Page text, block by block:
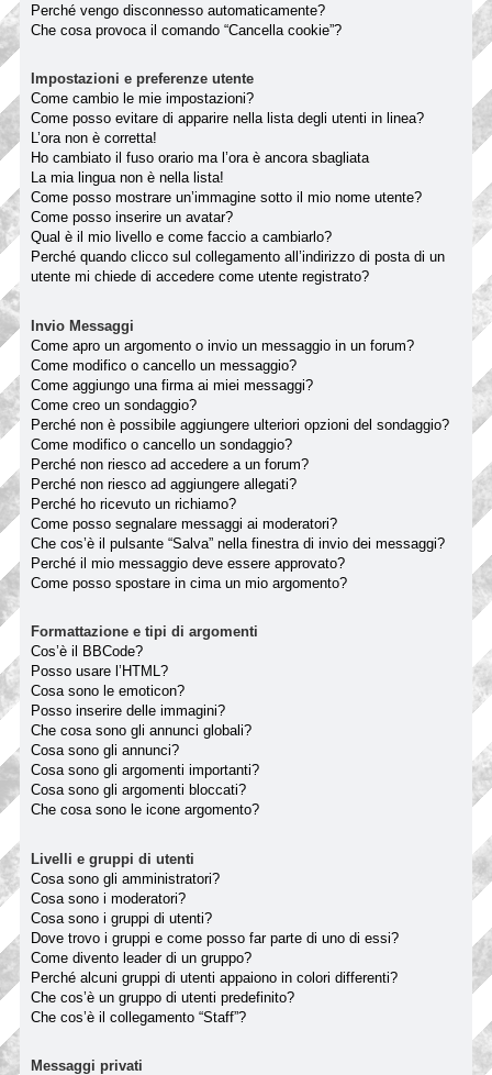
Perché vengo disconnesso automaticamente?
Che cosa provoca il comando “Cancella cookie”?
Impostazioni e preferenze utente
Come cambio le mie impostazioni?
Come posso evitare di apparire nella lista degli utenti in linea?
L’ora non è corretta!
Ho cambiato il fuso orario ma l’ora è ancora sbagliata
La mia lingua non è nella lista!
Come posso mostrare un’immagine sotto il mio nome utente?
Come posso inserire un avatar?
Qual è il mio livello e come faccio a cambiarlo?
Perché quando clicco sul collegamento all’indirizzo di posta di un
utente mi chiede di accedere come utente registrato?
Invio Messaggi
Come apro un argomento o invio un messaggio in un forum?
Come modifico o cancello un messaggio?
Come aggiungo una firma ai miei messaggi?
Come creo un sondaggio?
Perché non è possibile aggiungere ulteriori opzioni del sondaggio?
Come modifico o cancello un sondaggio?
Perché non riesco ad accedere a un forum?
Perché non riesco ad aggiungere allegati?
Perché ho ricevuto un richiamo?
Come posso segnalare messaggi ai moderatori?
Che cos’è il pulsante “Salva” nella finestra di invio dei messaggi?
Perché il mio messaggio deve essere approvato?
Come posso spostare in cima un mio argomento?
Formattazione e tipi di argomenti
Cos’è il BBCode?
Posso usare l’HTML?
Cosa sono le emoticon?
Posso inserire delle immagini?
Che cosa sono gli annunci globali?
Cosa sono gli annunci?
Cosa sono gli argomenti importanti?
Cosa sono gli argomenti bloccati?
Che cosa sono le icone argomento?
Livelli e gruppi di utenti
Cosa sono gli amministratori?
Cosa sono i moderatori?
Cosa sono i gruppi di utenti?
Dove trovo i gruppi e come posso far parte di uno di essi?
Come divento leader di un gruppo?
Perché alcuni gruppi di utenti appaiono in colori differenti?
Che cos’è un gruppo di utenti predefinito?
Che cos’è il collegamento “Staff”?
Messaggi privati